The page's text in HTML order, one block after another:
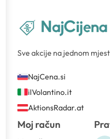
Sve akcije na jednom
NajCena.si
ilVolantino.it
AktionsRadar.at
Moj račun